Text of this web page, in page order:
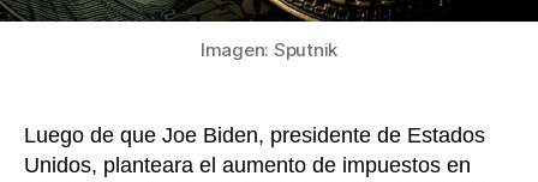
Imagen: Sputnik
Luego de que Joe Biden, presidente de Estados
Unidos, planteara el aumento de impuestos en